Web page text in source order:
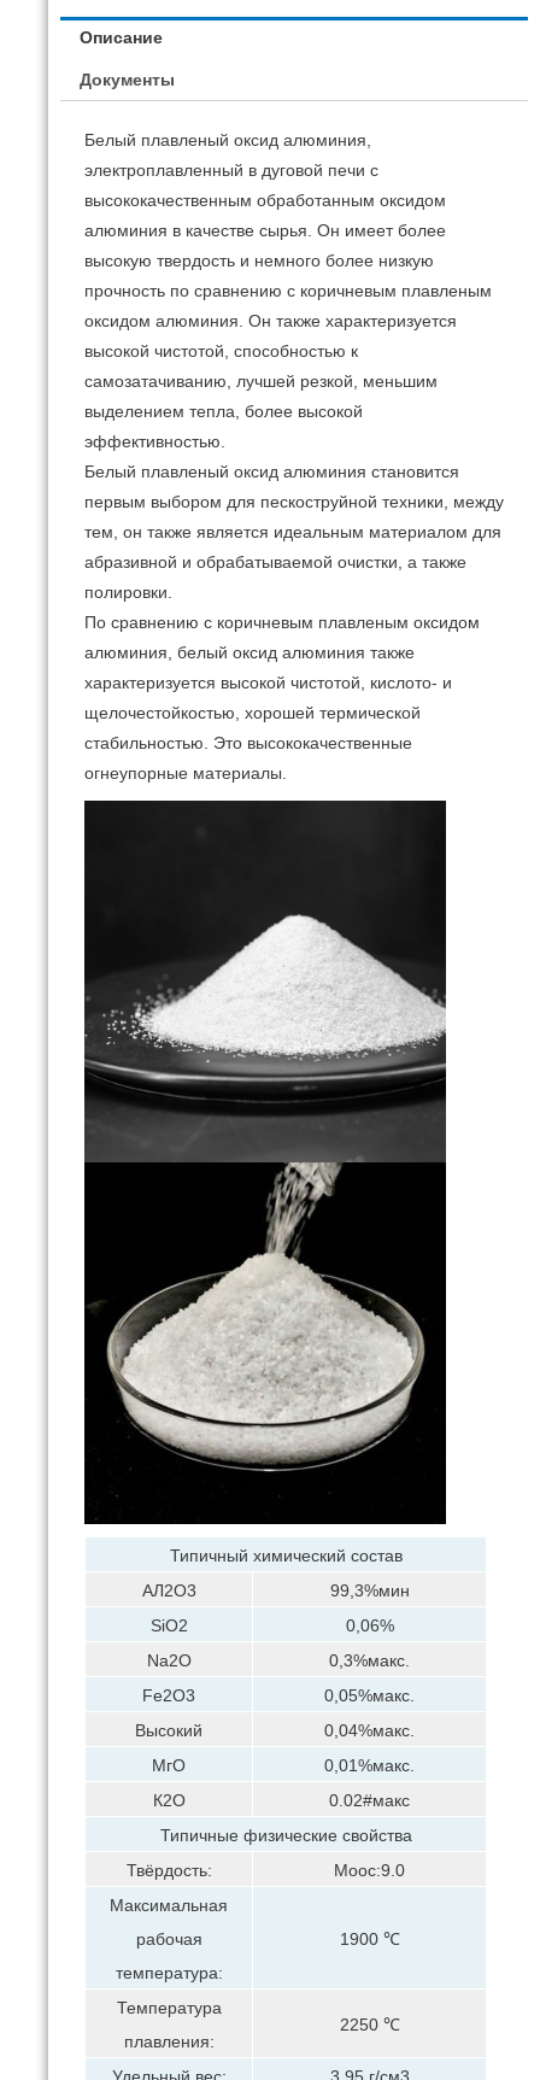
Описание
Документы
Белый плавленый оксид алюминия,
электроплавленный в дуговой печи с
высококачественным обработанным оксидом
алюминия в качестве сырья. Он имеет более
высокую твердость и немного более низкую
прочность по сравнению с коричневым плавленым
оксидом алюминия. Он также характеризуется
высокой чистотой, способностью к
самозатачиванию, лучшей резкой, меньшим
выделением тепла, более высокой
эффективностью.
Белый плавленый оксид алюминия становится
первым выбором для пескоструйной техники, между
тем, он также является идеальным материалом для
абразивной и обрабатываемой очистки, а также
полировки.
По сравнению с коричневым плавленым оксидом
алюминия, белый оксид алюминия также
характеризуется высокой чистотой, кислото- и
щелочестойкостью, хорошей термической
стабильностью. Это высококачественные
огнеупорные материалы.
Типичный химический состав
АЛ2О3
99,3%мин
SiO2
0,06%
Na2O
0,3%макс.
Fe2O3
0,05%макс.
Высокий
0,04%макс.
МгО
0,01%макс.
К2О
0.02#макс
Типичные физические свойства
Твёрдость:
Моос:9.0
Максимальная
рабочая
температура:
1900 ℃
Температура
плавления:
2250 ℃